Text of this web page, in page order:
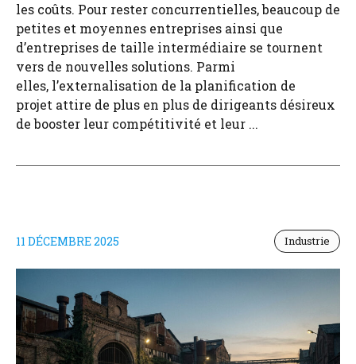
les coûts. Pour rester concurrentielles, beaucoup de
petites et moyennes entreprises ainsi que
d’entreprises de taille intermédiaire se tournent
vers de nouvelles solutions. Parmi
elles, l’externalisation de la planification de
projet attire de plus en plus de dirigeants désireux
de booster leur compétitivité et leur ...
11 DÉCEMBRE 2025 Industrie